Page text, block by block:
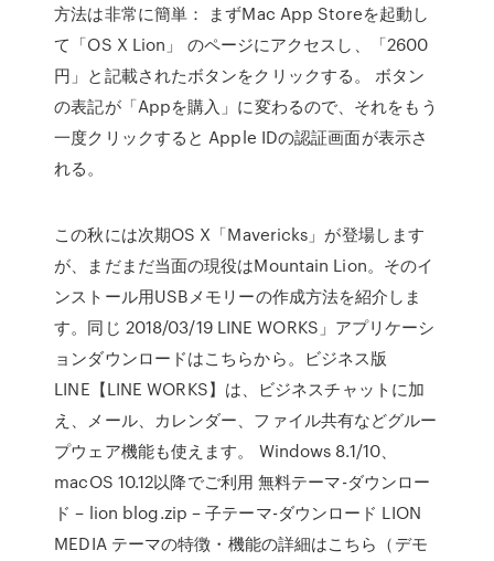
方法は非常に簡単： まずMac App Storeを起動し
て「OS X Lion」 のページにアクセスし、「2600
円」と記載されたボタンをクリックする。 ボタン
の表記が「Appを購入」に変わるので、それをもう
一度クリックすると Apple IDの認証画面が表示さ
れる。
この秋には次期OS X「Mavericks」が登場します
が、まだまだ当面の現役はMountain Lion。そのイ
ンストール用USBメモリーの作成方法を紹介しま
す。同じ 2018/03/19 LINE WORKS」アプリケーシ
ョンダウンロードはこちらから。ビジネス版
LINE【LINE WORKS】は、ビジネスチャットに加
え、メール、カレンダー、ファイル共有などグルー
プウェア機能も使えます。 Windows 8.1/10、
macOS 10.12以降でご利用 無料テーマ-ダウンロー
ド – lion blog.zip – 子テーマ-ダウンロード LION
MEDIA テーマの特徴・機能の詳細はこちら（デモ